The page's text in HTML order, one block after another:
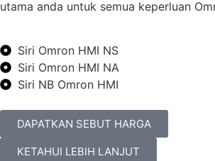
utama anda untuk semua keperluan
Siri Omron HMI NS
Siri Omron HMI NA
Siri NB Omron HMI
DAPATKAN SEBUT HARGA
KETAHUI LEBIH LANJUT